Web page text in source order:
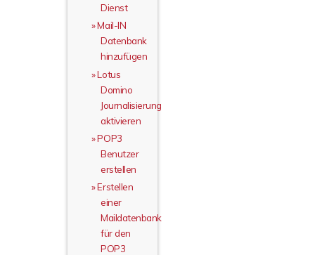
Dienst
Mail-IN
Datenbank
hinzufügen
Lotus
Domino
Journalisierung
aktivieren
POP3
Benutzer
erstellen
Erstellen
einer
Maildatenbank
für den
POP3